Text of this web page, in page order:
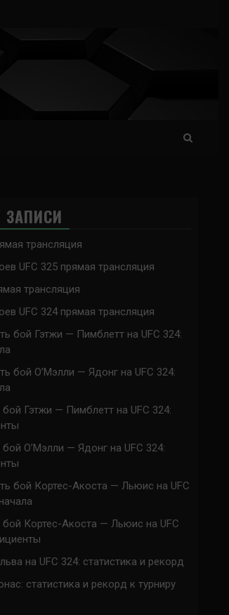
ЗАПИСИ
трансляция
UFC 325 прямая трансляция
трансляция
UFC 324 прямая трансляция
бой Гэтжи — Пимблетт на UFC 324:
бой О’Мэлли — Ядонг на UFC 324:
Гэтжи — Пимблетт на UFC 324:
О’Мэлли — Ядонг на UFC 324:
бой Кортес-Акоста — Льюис на UFC
бой Кортес-Акоста — Льюис на UFC
на UFC 324: статистика и рекорд
статистика и рекорд к турниру